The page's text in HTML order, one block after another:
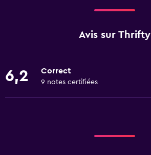
Avis sur Thrifty
6,2 Correct
9 notes certifiées